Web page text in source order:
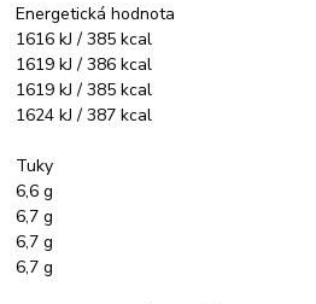
Energetická hodnota
1616 kJ / 385 kcal
1619 kJ / 386 kcal
1619 kJ / 385 kcal
1624 kJ / 387 kcal
Tuky
6,6 g
6,7 g
6,7 g
6,7 g